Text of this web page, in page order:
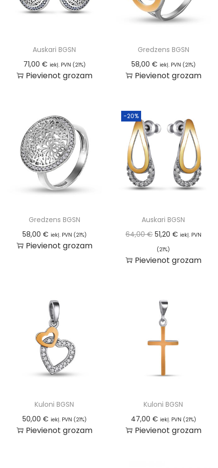
Auskari BGSN
71,00 € iekļ. PVN (21%)
Pievienot grozam
Gredzens BGSN
58,00 € iekļ. PVN (21%)
Pievienot grozam
Gredzens BGSN
58,00 € iekļ. PVN (21%)
Pievienot grozam
-20%
Auskari BGSN
64,00€ 51,20 € iekļ. PVN
(21%)
Pievienot grozam
Kuloni BGSN
50,00 € iekļ. PVN (21%)
Pievienot grozam
Kuloni BGSN
47,00 € iekļ. PVN (21%)
Pievienot grozam